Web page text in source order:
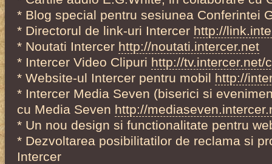
* Blog special pentru sesiunea Conferintei
* Directorul de link-uri Intercer http://
* Noutati Intercer http://noutati.intercer.net
* Intercer Video Clipuri http://tv.intercer.net/
* Website-ul Intercer pentru mobil http://
* Intercer Media Seven (biserici si
cu Media Seven http://
* Un nou design si functionalitate pentru
* Dezvoltarea posibilitatilor de reclama si
Intercer